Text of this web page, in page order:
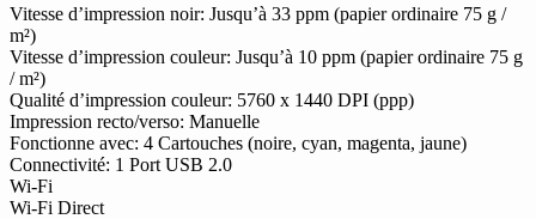
Vitesse d’impression noir: Jusqu’à 33 ppm (papier ordinaire 75 g /
m²)
Vitesse d’impression couleur: Jusqu’à 10 ppm (papier ordinaire 75 g
/ m²)
Qualité d’impression couleur: 5760 x 1440 DPI (ppp)
Impression recto/verso: Manuelle
Fonctionne avec: 4 Cartouches (noire, cyan, magenta, jaune)
Connectivité: 1 Port USB 2.0
Wi-Fi
Wi-Fi Direct